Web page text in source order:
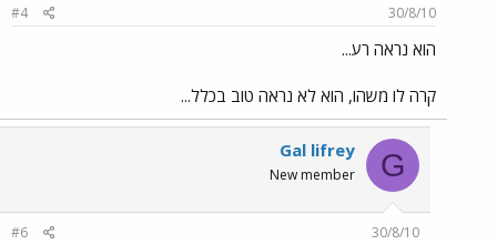
30/8/10
#4
הוא נראה רע...
קרה לו משהו, הוא לא נראה טוב בכלל...
G
Gal lifrey
New member
30/8/10
#6